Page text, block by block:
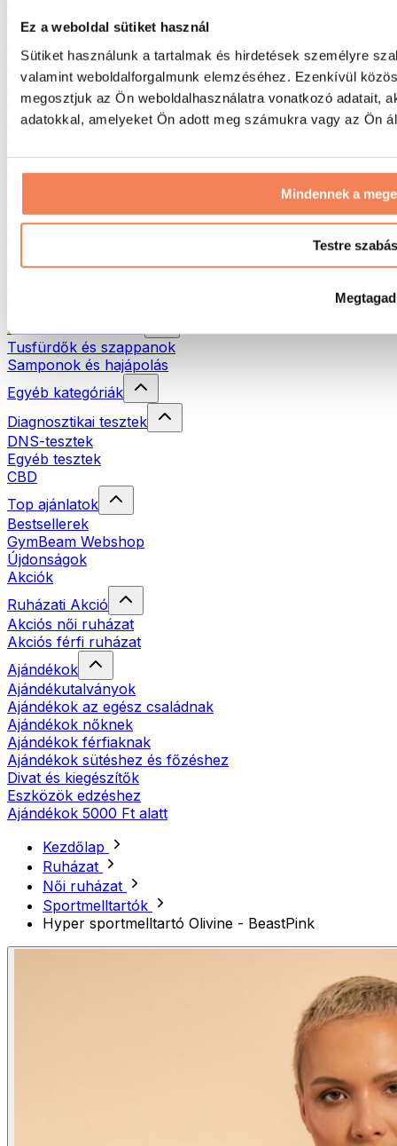
Ez a weboldal sütiket használ
Sütiket használunk a tartalmak és hirdetések személyre
valamint weboldalforgalmunk elemzéséhez. Ezenkívül
megosztjuk az Ön weboldalhasználatra vonatkozó adatait,
adatokkal, amelyeket Ön adott meg számukra vagy az Ön
Mindennek a
Testre szabás
Megtagad
Hátizsákok
Futás
Küzdősportok
Kerékpározás
Jóga és pilates
Úszás
Túrázás
Vörösfény-terápia
Öko háztartás
Natúrkozmetikumok
Tusfürdők és szappanok
Samponok és hajápolás
Egyéb kategóriák
Diagnosztikai tesztek
DNS-tesztek
Egyéb tesztek
CBD
Top ajánlatok
Bestsellerek
GymBeam Webshop
Újdonságok
Akciók
Ruházati Akció
Akciós női ruházat
Akciós férfi ruházat
Ajándékok
Ajándékutalványok
Ajándékok az egész családnak
Ajándékok nőknek
Ajándékok férfiaknak
Ajándékok sütéshez és főzéshez
Divat és kiegészítők
Eszközök edzéshez
Ajándékok 5000 Ft alatt
Kezdőlap
Ruházat
Női ruházat
Sportmelltartók
Hyper sportmelltartó Olivine - BeastPink